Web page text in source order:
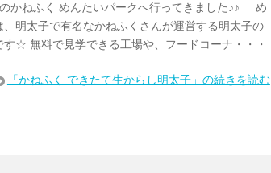
かねふく めんたいパークへ行ってきました♪♪ め
、明太子で有名なかねふくさんが運営する明太子の
す☆ 無料で見学できる工場や、フードコーナ・・・
「かねふく できたて生からし明太子」の続きを読む